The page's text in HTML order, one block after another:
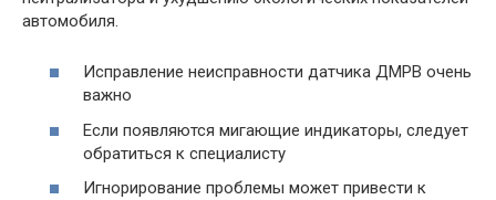
автомобиля.
Исправление неисправности датчика ДМРВ очень
важно
Если появляются мигающие индикаторы, следует
обратиться к специалисту
Игнорирование проблемы может привести к